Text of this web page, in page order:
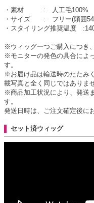
・素材 : 人工毛100%
・サイズ : フリー(頭囲54
・スタイリング推奨温度
※ウィッグ一つご購入につき
※モニターの発色の具合によ
す。
※お届け品は輸送時のたたみ
載写真と全く同じではありま
※商品加工状況により、発送
す。
発送日時は、ご注文確定後に
セット済ウィッグ